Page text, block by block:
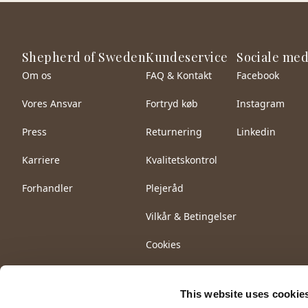
This website uses
Shepherd of Sweden
Om os
Vores Ansvar
Press
Karriere
Forhandler
Kundeservice
FAQ & Kontakt
Fortryd køb
Returnering
Kvalitetskontrol
Plejeråd
Vilkår & Betingelser
Cookies
Sociale
Facebook
Instagram
Linkedin